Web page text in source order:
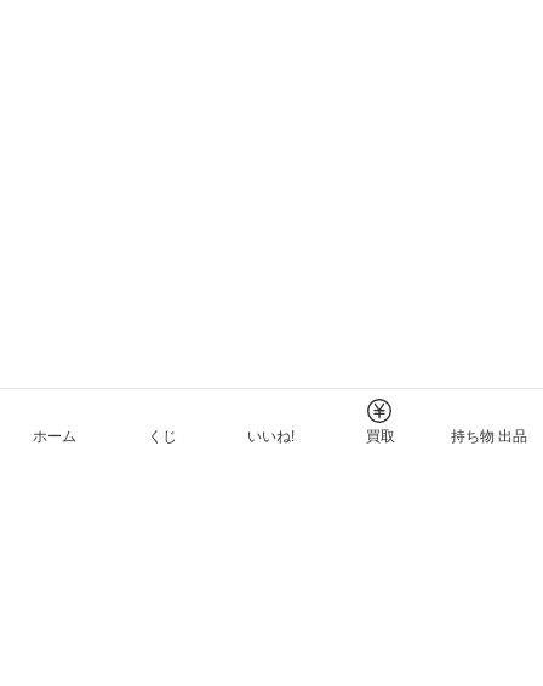
ホーム くじ いいね! 買取 持ち物 出品